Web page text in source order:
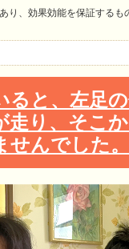
り、効果効能を保証するも
ると、左足
走り、そこ
せんでした。